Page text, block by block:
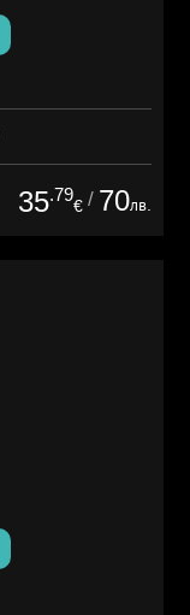
35.79
€ / 70лв.